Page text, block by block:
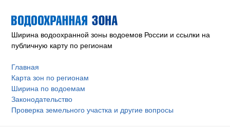
Ширина водоохранной зоны водоемов России и ссылки на
публичную карту по регионам
Главная
Карта зон по регионам
Ширина по водоемам
Законодательство
Проверка земельного участка и другие вопросы